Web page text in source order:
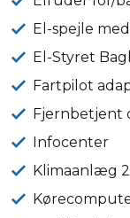
El-spejle
El-Styret
Fartpilot
Fjernbetjent
Infocenter
Klimaanlæg